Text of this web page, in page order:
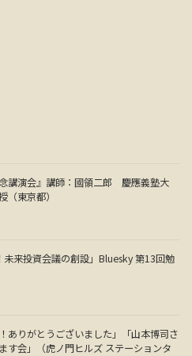
講演会』講師：國領二郎 慶應義塾大
東京都）
未来投資会議の創設」Bluesky 第13回勉
ありがとうございました」「山本博司さ
す会」（虎ノ門ヒルズ ステーションタ